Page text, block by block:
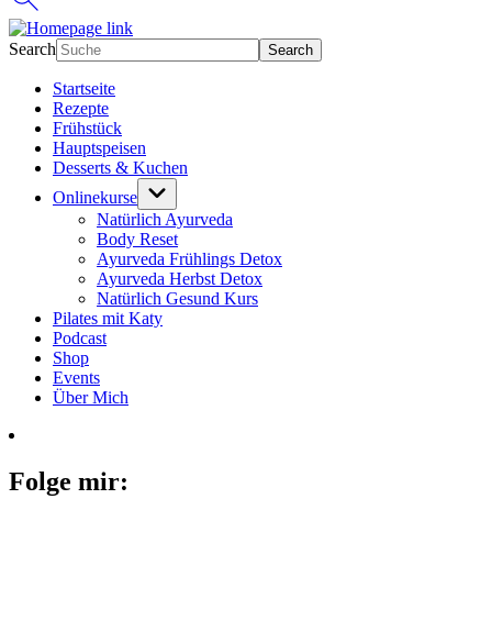
Search
Startseite
Rezepte
Frühstück
Hauptspeisen
Desserts & Kuchen
Onlinekurse
Natürlich Ayurveda
Body Reset
Ayurveda Frühlings Detox
Ayurveda Herbst Detox
Natürlich Gesund Kurs
Pilates mit Katy
Podcast
Shop
Events
Über Mich
Folge mir: